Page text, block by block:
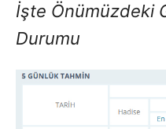
İşte Önümüzdeki
Durumu